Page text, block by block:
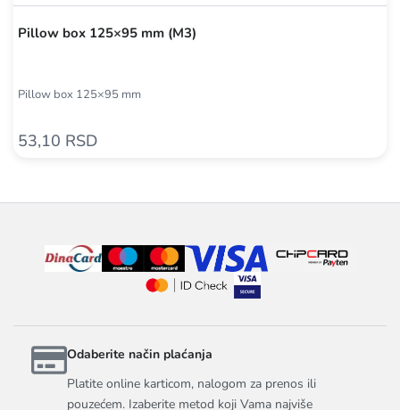
Pillow box 125×95 mm (M3)
Pillow box 125×95 mm
53,10 RSD
Odaberite način plaćanja
Platite online karticom, nalogom za prenos ili
pouzećem. Izaberite metod koji Vama najviše